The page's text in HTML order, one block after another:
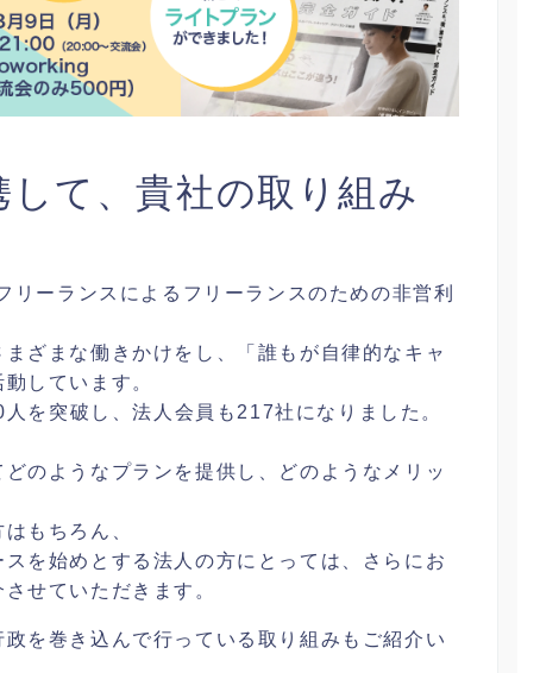
て、貴社の取り組み
ーランスによるフリーランスのための非営利
ざまな働きかけをし、「誰もが自律的なキャ
しています。
を突破し、法人会員も217社になりました。
のようなプランを提供し、どのようなメリッ
もちろん、
を始めとする法人の方にとっては、さらにお
せていただきます。
を巻き込んで行っている取り組みもご紹介い